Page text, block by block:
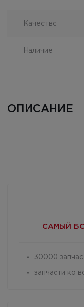
Качество
Наличие
ОПИСАНИЕ
САМЫЙ
30000
запчасти ко